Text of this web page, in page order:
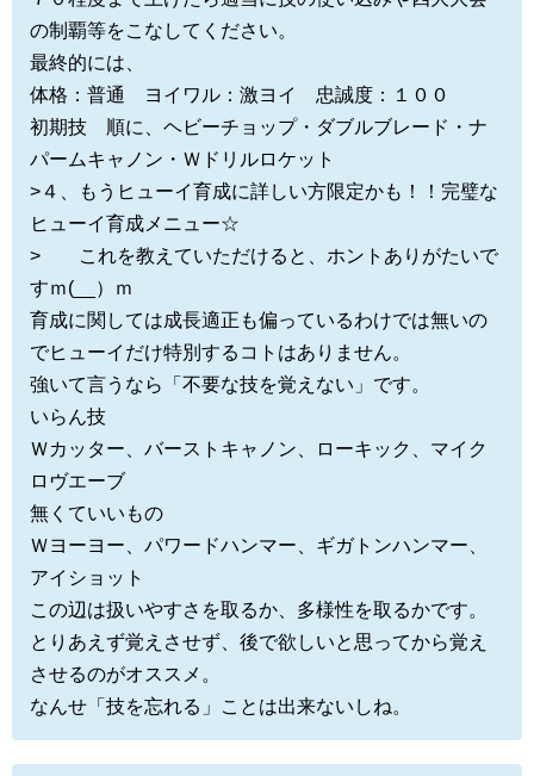
の制覇等をこなしてください。
最終的には、
体格：普通 ヨイワル：激ヨイ 忠誠度：１００
初期技 順に、ヘビーチョップ・ダブルブレード・ナ
パームキャノン・Ｗドリルロケット
>４、もうヒューイ育成に詳しい方限定かも！！完璧な
ヒューイ育成メニュー☆
> これを教えていただけると、ホントありがたいで
すｍ(__）ｍ
育成に関しては成長適正も偏っているわけでは無いの
でヒューイだけ特別するコトはありません。
強いて言うなら「不要な技を覚えない」です。
いらん技
Ｗカッター、バーストキャノン、ローキック、マイク
ロヴエーブ
無くていいもの
Ｗヨーヨー、パワードハンマー、ギガトンハンマー、
アイショット
この辺は扱いやすさを取るか、多様性を取るかです。
とりあえず覚えさせず、後で欲しいと思ってから覚え
させるのがオススメ。
なんせ「技を忘れる」ことは出来ないしね。